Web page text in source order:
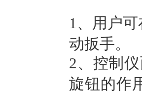
1、用户可
动扳手。
2、控制
旋钮的作